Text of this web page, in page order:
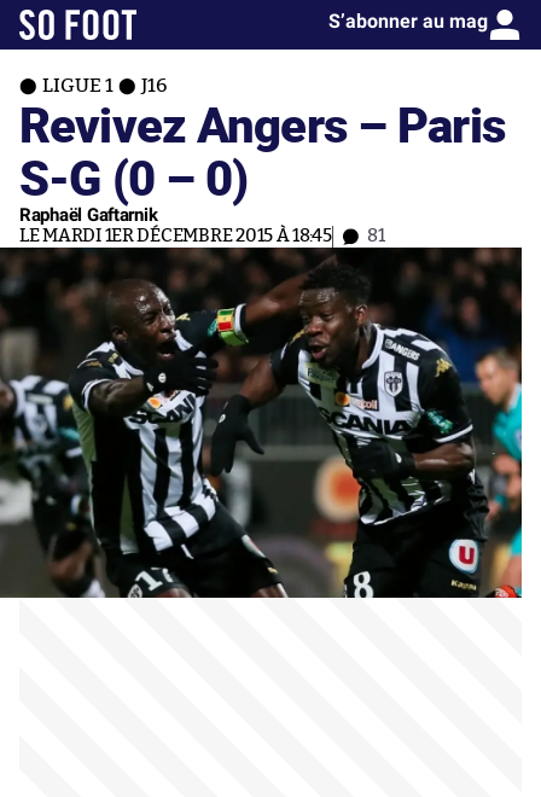
S’abonner au mag
LIGUE 1 J16
Revivez Angers – Paris
S-G (0 – 0)
Raphaël Gaftarnik
LE MARDI 1ER DÉCEMBRE 2015 À 18:45 81